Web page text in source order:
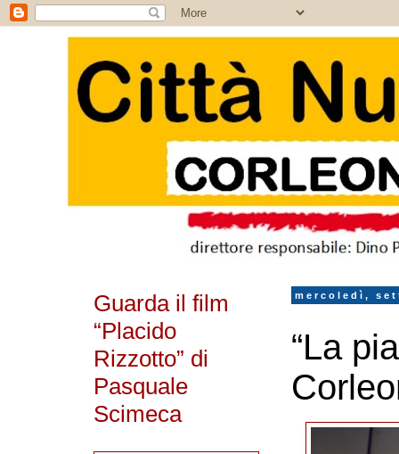
mercoledì,
“La
Guarda il film
“Placido
Rizzotto” di
Pasquale
Scimeca